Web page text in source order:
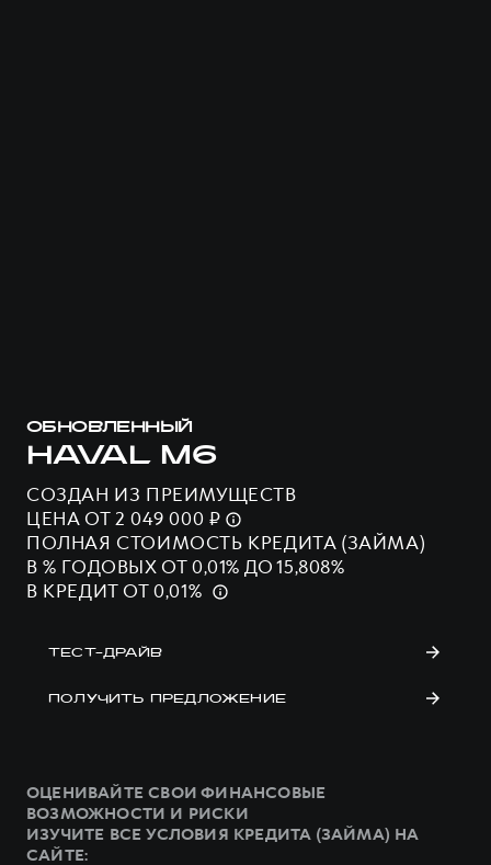
ОБНОВЛЕННЫЙ
HAVAL M6
СОЗДАН ИЗ ПРЕИМУЩЕСТВ
ЦЕНА ОТ 2 049 000 ₽
ПОЛНАЯ СТОИМОСТЬ КРЕДИТА (ЗАЙМА)
В % ГОДОВЫХ ОТ 0,01% ДО 15,808%
В КРЕДИТ ОТ 0,01%
ТЕСТ-ДРАЙВ
ПОЛУЧИТЬ ПРЕДЛОЖЕНИЕ
ОЦЕНИВАЙТЕ СВОИ ФИНАНСОВЫЕ
ВОЗМОЖНОСТИ И РИСКИ
ИЗУЧИТЕ ВСЕ УСЛОВИЯ КРЕДИТА (ЗАЙМА) НА
САЙТЕ: